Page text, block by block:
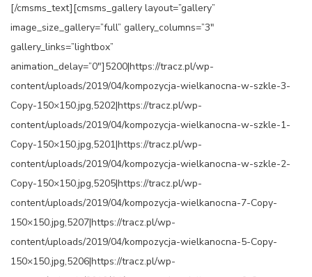
[/cmsms_text][cmsms_gallery layout=”gallery”
image_size_gallery=”full” gallery_columns=”3″
gallery_links=”lightbox”
animation_delay=”0″]5200|https://tracz.pl/wp-
content/uploads/2019/04/kompozycja-wielkanocna-w-szkle-3-
Copy-150×150.jpg,5202|https://tracz.pl/wp-
content/uploads/2019/04/kompozycja-wielkanocna-w-szkle-1-
Copy-150×150.jpg,5201|https://tracz.pl/wp-
content/uploads/2019/04/kompozycja-wielkanocna-w-szkle-2-
Copy-150×150.jpg,5205|https://tracz.pl/wp-
content/uploads/2019/04/kompozycja-wielkanocna-7-Copy-
150×150.jpg,5207|https://tracz.pl/wp-
content/uploads/2019/04/kompozycja-wielkanocna-5-Copy-
150×150.jpg,5206|https://tracz.pl/wp-